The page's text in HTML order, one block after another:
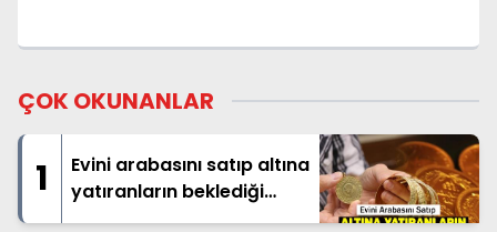
ÇOK OKUNANLAR
1
Evini arabasını satıp altına
yatıranların beklediği
haber geldi